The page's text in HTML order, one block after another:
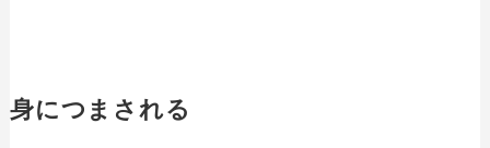
身につまされる